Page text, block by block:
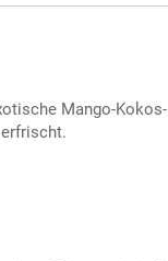
Mango-Kokos-